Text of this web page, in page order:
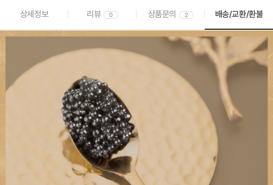
상세정보 리뷰 0 상품문의 2 배송/교환/환불